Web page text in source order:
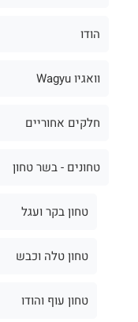
הודו
וואגיו Wagyu
חלקים אחוריים
טחונים - בשר טחון
טחון בקר ועגל
טחון טלה וכבש
טחון עוף והודו